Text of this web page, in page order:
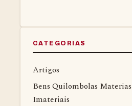
CATEGORIAS
Artigos
Bens Quilombolas
Imateriais